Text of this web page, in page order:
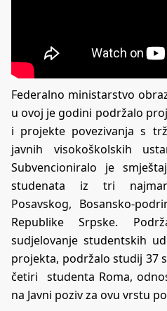
Federalno ministarstvo
u ovoj je godini podržalo
i projekte povezivanja s
javnih visokoškolskih
Subvencioniralo je
studenata iz tri
Posavskog, Bosansko-
Republike Srpske.
sudjelovanje studentskih
projekta, podržalo studij 37
četiri studenta Roma,
na Javni poziv za ovu vrstu